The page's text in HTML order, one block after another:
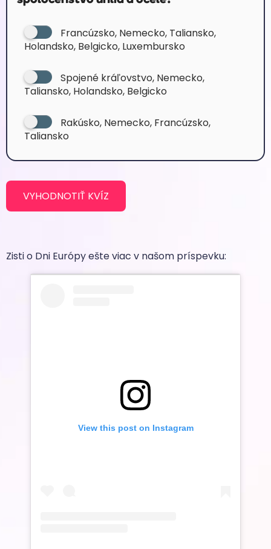
Francúzsko, Nemecko, Taliansko,
Holandsko, Belgicko, Luxembursko
Spojené kráľovstvo, Nemecko,
Taliansko, Holandsko, Belgicko
Rakúsko, Nemecko, Francúzsko,
Taliansko
VYHODNOTIŤ KVÍZ
Zisti o Dni Európy ešte viac v našom príspevku:
View this post on Instagram